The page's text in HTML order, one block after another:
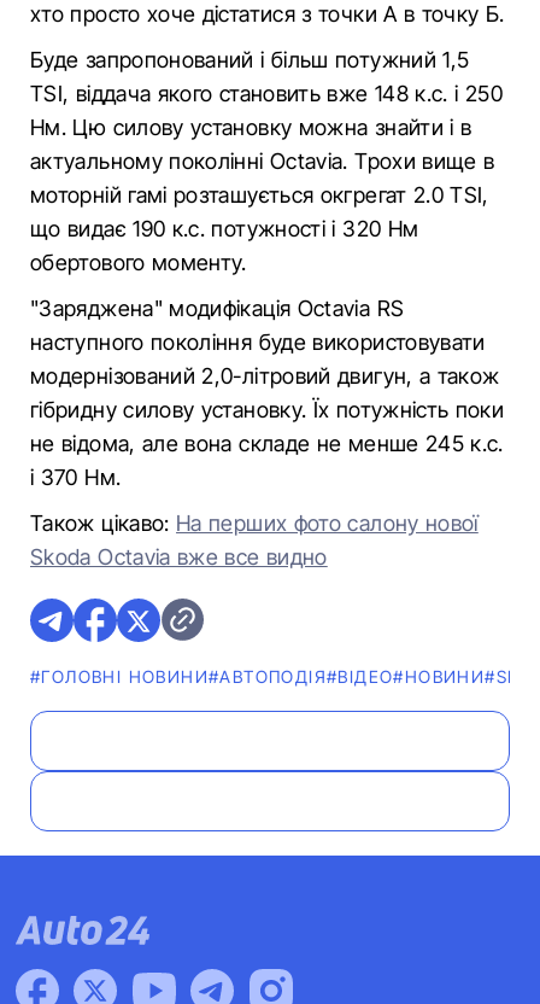
хто просто хоче дістатися з точки А в точку Б.
Буде запропонований і більш потужний 1,5
TSI, віддача якого становить вже 148 к.с. і 250
Нм. Цю силову установку можна знайти і в
актуальному поколінні Octavia. Трохи вище в
моторній гамі розташується окгрегат 2.0 TSI,
що видає 190 к.с. потужності і 320 Нм
обертового моменту.
"Заряджена" модифікація Octavia RS
наступного покоління буде використовувати
модернізований 2,0-літровий двигун, а також
гібридну силову установку. Їх потужність поки
не відома, але вона складе не менше 245 к.с.
і 370 Нм.
Також цікаво: На перших фото салону нової
Skoda Octavia вже все видно
#ГОЛОВНІ НОВИНИ#АВТОПОДІЯ#ВІДЕО#НОВИНИ